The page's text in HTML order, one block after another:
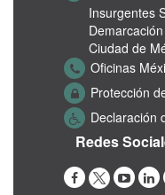
Insurgentes
Ciudad de
Oficinas
Protección
Declaración
Redes